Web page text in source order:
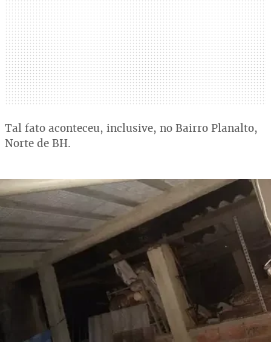
Tal fato aconteceu, inclusive, no Bairro Planalto,
Norte de BH.